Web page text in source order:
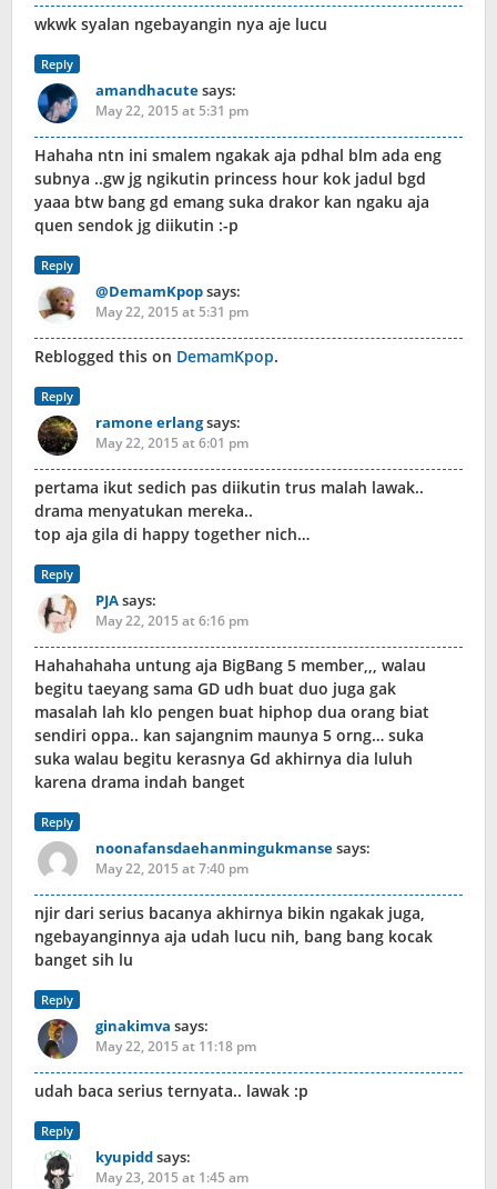
wkwk syalan ngebayangin nya aje lucu
Reply
amandhacutesays:
May 22, 2015 at 5:31 pm
Hahaha ntn ini smalem ngakak aja pdhal blm ada eng
subnya ..gw jg ngikutin princess hour kok jadul bgd
yaaa btw bang gd emang suka drakor kan ngaku aja
quen sendok jg diikutin :-p
Reply
@DemamKpopsays:
May 22, 2015 at 5:31 pm
Reblogged this on DemamKpop.
Reply
ramone erlangsays:
May 22, 2015 at 6:01 pm
pertama ikut sedich pas diikutin trus malah lawak..
drama menyatukan mereka..
top aja gila di happy together nich…
Reply
PJAsays:
May 22, 2015 at 6:16 pm
Hahahahaha untung aja BigBang 5 member,,, walau
begitu taeyang sama GD udh buat duo juga gak
masalah lah klo pengen buat hiphop dua orang biat
sendiri oppa.. kan sajangnim maunya 5 orng… suka
suka walau begitu kerasnya Gd akhirnya dia luluh
karena drama indah banget
Reply
noonafansdaehanmingukmansesays:
May 22, 2015 at 7:40 pm
njir dari serius bacanya akhirnya bikin ngakak juga,
ngebayanginnya aja udah lucu nih, bang bang kocak
banget sih lu
Reply
ginakimva says:
May 22, 2015 at 11:18 pm
udah baca serius ternyata.. lawak :p
Reply
kyupiddsays:
May 23, 2015 at 1:45 am